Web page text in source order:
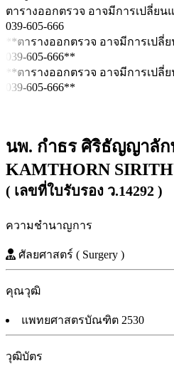
ตารางออกตรวจ อาจมีการเปลี่ย
039-605-666
**ตารางออกตรวจ อาจมีการเป
039-605-666**
**ตารางออกตรวจ อาจมีการเป
039-605-666**
นพ. กำธร ศิริธัญญาลั
KAMTHORN
( เลขที่ใบรับรอง ว.14292 )
ความชำนาญการ
ศัลยศาสตร์ ( Surgery )
คุณวุฒิ
แพทยศาสตรบัณฑิต 2530
วุฒิบัตร